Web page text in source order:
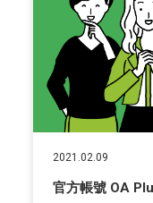
2021.02.09
官方帳號 OA